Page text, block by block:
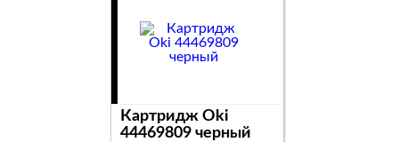
Картридж Oki
44469809 черный